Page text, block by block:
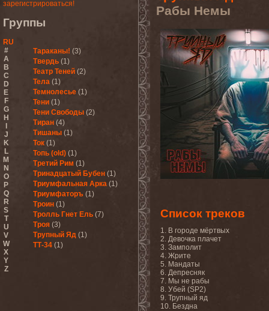
зарегистрироваться!
Группы
RU
#
A
B
C
D
E
F
G
H
J
K
L
M
N
O
P
Q
R
S
T
U
V
W
X
Y
Z
Тараканы! (3)
Твердь (1)
Театр Теней (2)
Тела (1)
Темнолесье (1)
Тени (1)
Тени Свободы (2)
Тиран (4)
Тишаны (1)
Ток (1)
Топь (old) (1)
Третий Рим (1)
Тринадцатый Бубен (1)
Триумфальная Арка (1)
Триумфаторъ (1)
Троин (1)
Тролль Гнет Ель (7)
Троя (3)
Трупный Яд (1)
ТТ-34 (1)
Рабы Немы
Список треков
1. В городе мёртвых
2. Девочка плачет
3. Замполит
4. Жрите
5. Мандаты
6. Депресняк
7. Мы не рабы
8. Убей (SP2)
9. Трупный яд
10. Бездна